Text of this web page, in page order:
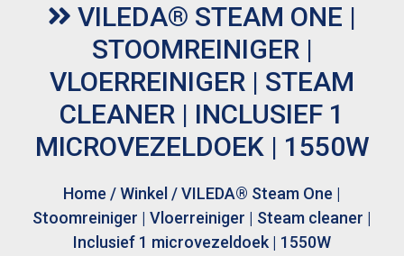
VILEDA® STEAM ONE |
STOOMREINIGER |
VLOERREINIGER | STEAM
CLEANER | INCLUSIEF 1
MICROVEZELDOEK | 1550W
Home /Winkel /VILEDA® Steam One |
Stoomreiniger | Vloerreiniger | Steam cleaner |
Inclusief 1 microvezeldoek | 1550W